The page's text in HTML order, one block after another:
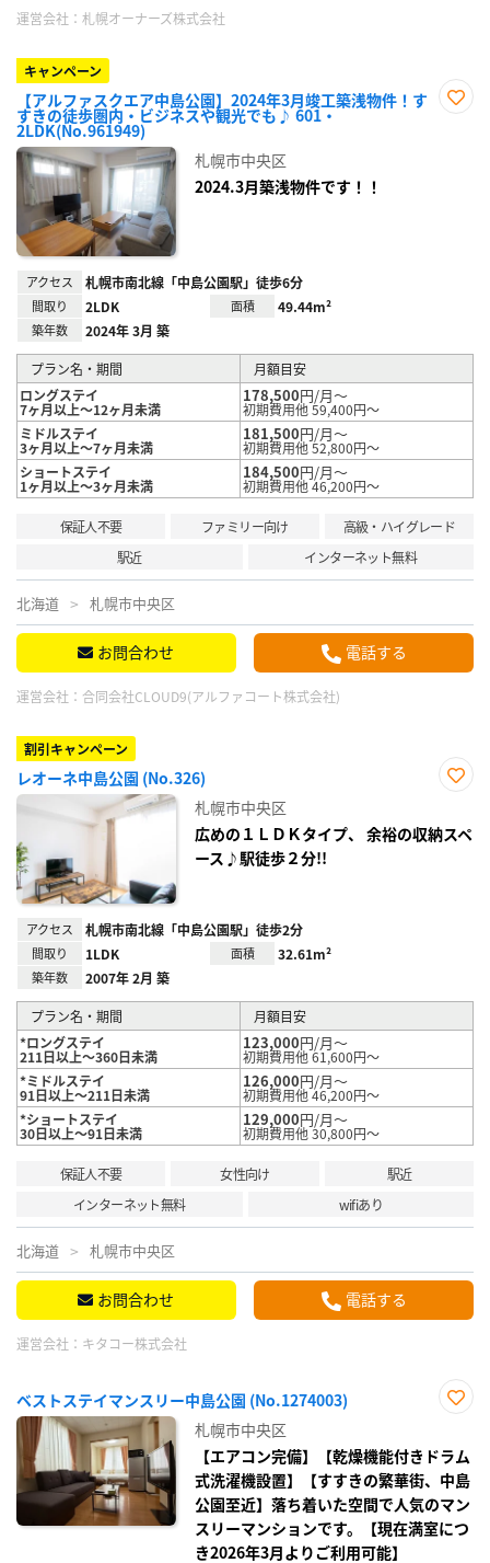
運営会社： 札幌オーナーズ株式会社
キャンペーン
【アルファスクエア中島公園】2024年3月竣工築浅物件！す
すきの徒歩圏内・ビジネスや観光でも♪ 601・
2LDK(No.961949)
札幌市中央区
2024.3月築浅物件です！！
アクセス 札幌市南北線「中島公園駅」徒歩6分
間取り 2LDK 面積 49.44m²
築年数 2024年 3月 築
プラン名・期間
月額目安
ロングステイ
7ヶ月以上～12ヶ月未満
178,500円/月～
初期費用他 59,400円～
ミドルステイ
3ヶ月以上～7ヶ月未満
181,500円/月～
初期費用他 52,800円～
ショートステイ
1ヶ月以上～3ヶ月未満
184,500円/月～
初期費用他 46,200円～
保証人不要 ファミリー向け
高級・ハイグレード
駅近
インターネット無料
北海道 札幌市中央区
お問合わせ 電話する
運営会社： 合同会社CLOUD9(アルファコート株式会社)
割引キャンペーン
レオーネ中島公園 (No.326)
り登
録
札幌市中央区
広めの１ＬＤＫタイプ、 余裕の収納スペ
ース♪駅徒歩２分!!
アクセス 札幌市南北線「中島公園駅」徒歩2分
間取り 1LDK 面積 32.61m²
築年数 2007年 2月 築
プラン名・期間
月額目安
*ロングステイ
211日以上～360日未満
123,000円/月～
初期費用他 61,600円～
*ミドルステイ
91日以上～211日未満
126,000円/月～
初期費用他 46,200円～
*ショートステイ
30日以上～91日未満
129,000円/月～
初期費用他 30,800円～
保証人不要 女性向け
駅近
インターネット無料
wifiあり
北海道 札幌市中央区
お問合わせ 電話する
運営会社： キタコー株式会社
ベストステイマンスリー中島公園 (No.1274003)
り登
録
札幌市中央区
【エアコン完備】【乾燥機能付きドラム
式洗濯機設置】【すすきの繁華街、中島
公園至近】落ち着いた空間で人気のマン
スリーマンションです。【現在満室につ
き2026年3月よりご利用可能】